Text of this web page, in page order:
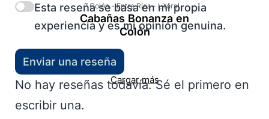
Colón-Entre Ríos- Litoral
Cabañas Bonanza en
Colón
Cargar más
Esta reseña se basa en mi propia
experiencia y es mi opinión genuina.
Enviar una reseña
No hay reseñas todavía. Sé el primero en
escribir una.